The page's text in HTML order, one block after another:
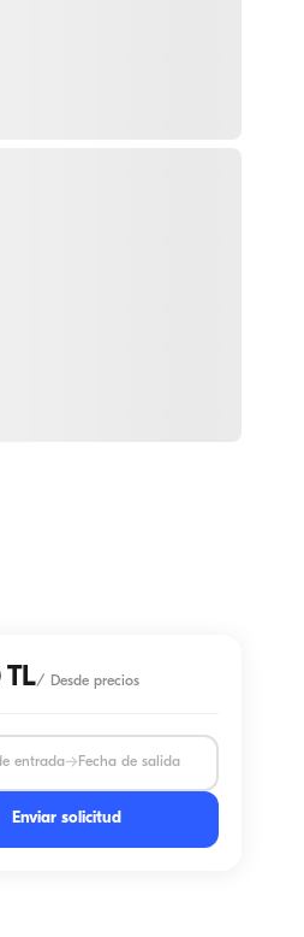
TL/ Desde precios
entrada→ Fecha de salida
Enviar solicitud